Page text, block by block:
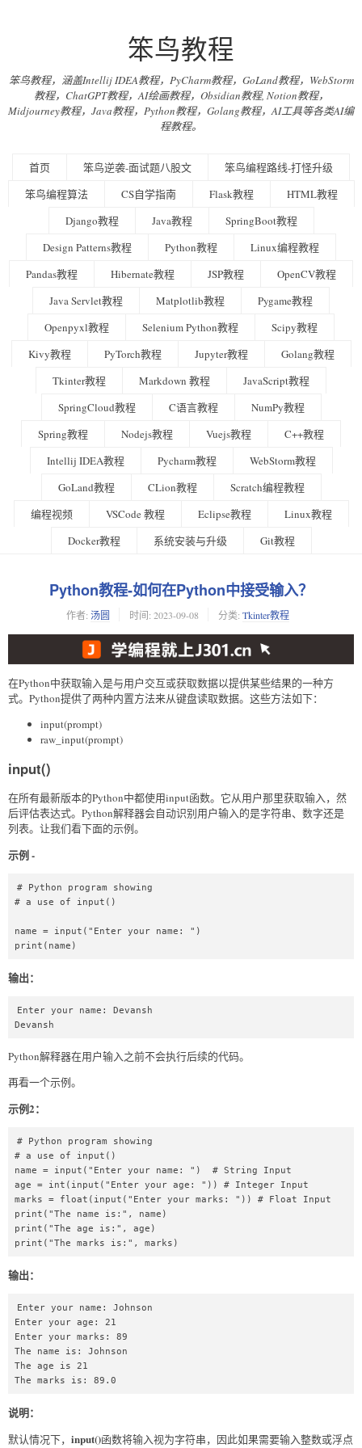
笨鸟教程
笨鸟教程，涵盖Intellij IDEA教程，PyCharm教程，GoLand教程，WebStorm
教程，ChatGPT教程，AI绘画教程，Obsidian教程, Notion教程，
Midjourney教程，Java教程，Python教程，Golang教程，AI工具等各类AI编
程教程。
首页 笨鸟逆袭-面试题八股文
笨鸟编程路线-打怪升级
笨鸟编程算法
CS自学指南 Flask教程
HTML教程
Django教程
Java教程
SpringBoot教程
Design Patterns教程
Python教程
Linux编程教程
Pandas教程
Hibernate教程 JSP教程
OpenCV教程
Java Servlet教程
Matplotlib教程
Pygame教程
Openpyxl教程
Selenium Python教程
Scipy教程
Kivy教程
PyTorch教程 Jupyter教程
Golang教程
Tkinter教程
Markdown 教程
JavaScript教程
SpringCloud教程
C语言教程
NumPy教程
Spring教程
Nodejs教程 Vuejs教程
C++教程
Intellij IDEA教程
Pycharm教程
WebStorm教程
GoLand教程
CLion教程
Scratch编程教程
编程视频
VSCode 教程 Eclipse教程
Linux教程
Docker教程
系统安装与升级 Git教程
Python教程-如何在Python中接受输入？
作者: 汤圆 时间: 2023-09-08 分类: Tkinter教程
在Python中获取输入是与用户交互或获取数据以提供某些结果的一种方
式。Python提供了两种内置方法来从键盘读取数据。这些方法如下：
input(prompt)
raw_input(prompt)
input()
在所有最新版本的Python中都使用input函数。它从用户那里获取输入，然
后评估表达式。Python解释器会自动识别用户输入的是字符串、数字还是
列表。让我们看下面的示例。
示例 -
# Python program showing
# a use of input()
name = input("Enter your name: ")
print(name)
输出：
Enter your name: Devansh
Devansh
Python解释器在用户输入之前不会执行后续的代码。
再看一个示例。
示例2：
# Python program showing
# a use of input()
name = input("Enter your name: ")  # String Input
age = int(input("Enter your age: ")) # Integer Input
marks = float(input("Enter your marks: ")) # Float Input
print("The name is:", name)
print("The age is:", age)
print("The marks is:", marks)
输出：
Enter your name: Johnson
Enter your age: 21
Enter your marks: 89
The name is: Johnson
The age is 21
The marks is: 89.0
说明：
默认情况下， input()函数将输入视为字符串，因此如果需要输入整数或浮点